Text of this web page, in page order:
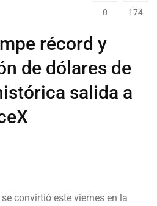
0 174
récord y
de dólares de
salida a
se convirtió este viernes en la